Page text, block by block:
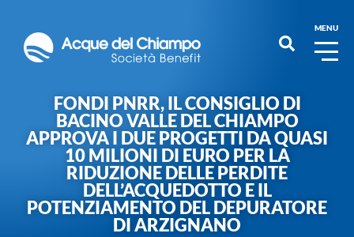
MENU
FONDI PNRR, IL CONSIGLIO DI
BACINO VALLE DEL CHIAMPO
APPROVA I DUE PROGETTI DA QUASI
10 MILIONI DI EURO PER LA
RIDUZIONE DELLE PERDITE
DELL’ACQUEDOTTO E IL
POTENZIAMENTO DEL DEPURATORE
DI ARZIGNANO